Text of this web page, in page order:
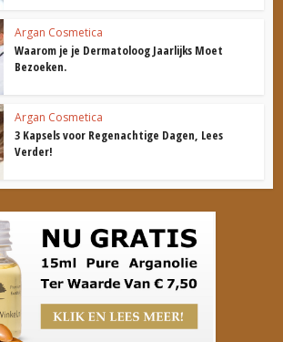
Argan Cosmetica
Waarom je je Dermatoloog Jaarlijks Moet
Bezoeken.
Argan Cosmetica
3 Kapsels voor Regenachtige Dagen, Lees
Verder!